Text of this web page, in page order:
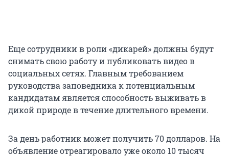
Еще сотрудники в роли «дикарей» должны будут
снимать свою работу и публиковать видео в
социальных сетях. Главным требованием
руководства заповедника к потенциальным
кандидатам является способность выживать в
дикой природе в течение длительного времени.
За день работник может получить 70 долларов. На
объявление отреагировало уже около 10 тысяч